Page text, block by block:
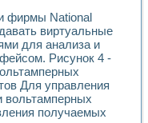
процессов получения
зрения для контроля
переходных процессов
обучающих
путем
и защиты ускорителя
фирмы National
виртуальные
для анализа и
Рисунок 4 -
Для управления
вольтамперных
получаемых